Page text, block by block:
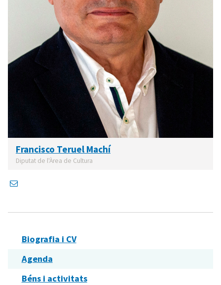
Francisco Teruel Machí
Diputat de l'Àrea de Cultura
Biografia i CV
Agenda
Béns i activitats